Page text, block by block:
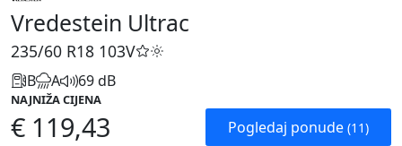
Vredestein Ultrac
235/60 R18 103V
B A 69 dB
NAJNIŽA CIJENA
€ 119,43 Pogledaj ponude (11)